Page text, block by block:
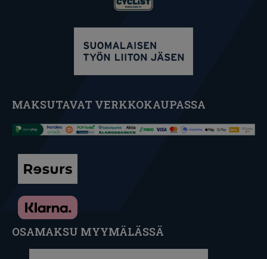
MAKSUTAVAT VERKKOKAUPASSA
OSAMAKSU MYYMÄLÄSSÄ